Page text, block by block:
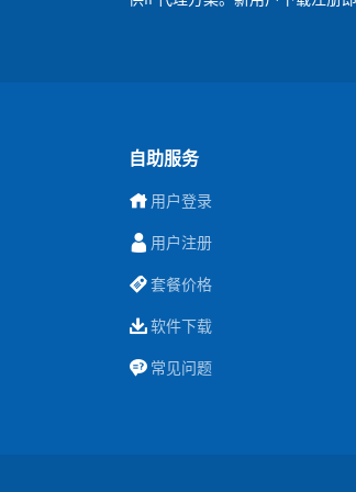
自助服务
用户登录
用户注册
套餐价格
软件下载
常见问题